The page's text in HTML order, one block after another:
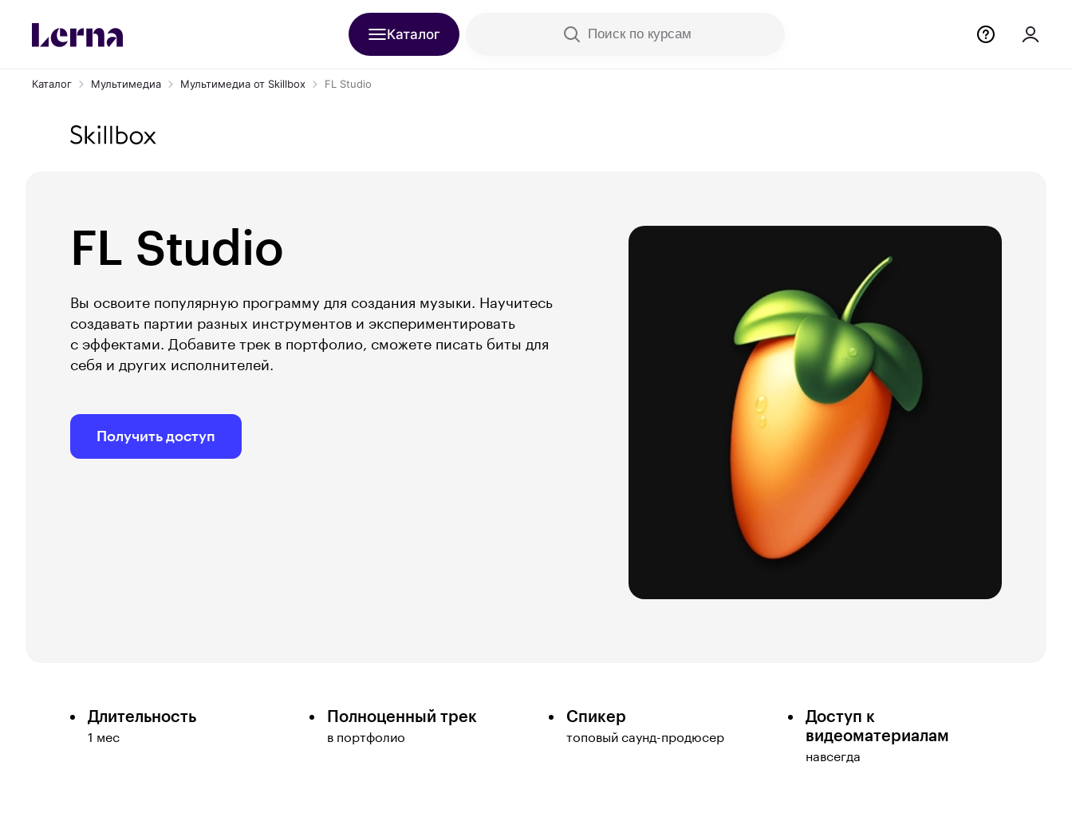
Каталог Поиск по курсам
Каталог Мультимедиа Мультимедиа от Skillbox FL Studio
Получить доступ
FL Studio
Вы освоите популярную программу для создания музыки. Научитесь
создавать партии разных инструментов и экспериментировать
с эффектами. Добавите трек в портфолио, сможете писать биты для
себя и других исполнителей.
Длительность
1 мес
Полноценный трек
в портфолио
Спикер
топовый саунд-продюсер
Доступ к
видеоматериалам
навсегда